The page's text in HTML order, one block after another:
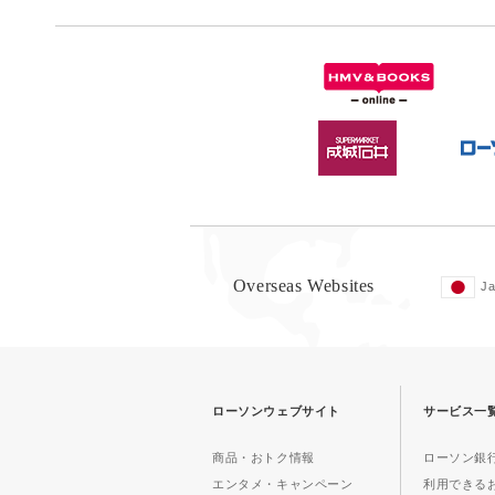
Overseas Websites
ローソンウェブサイト
商品・おトク情報
エンタメ・キャンペーン
サービス一
ローソン銀
利用できる